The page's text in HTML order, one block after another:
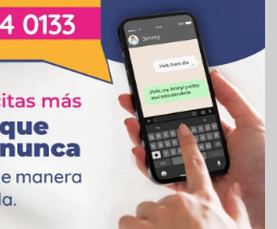
Noel, sino también la
y vocación con la
sus labores.
Losada Campo! Deseamos
para continuar trabajando
viva la sonrisa de